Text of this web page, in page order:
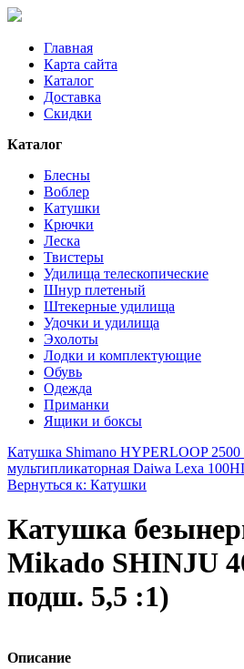
Главная
Карта сайта
Каталог
Доставка
Скидки
Каталог
Блесны
Воблер
Катушки
Крючки
Леска
Твистеры
Удилища телескопические
Шнур плетеный
Штекерные удилища
Удочки и удилища
Эхолоты
Лодки и комплектующие
Обувь
Одежда
Приманки
Ящики и боксы
Катушка Shimano HYPERLOOP 2500
мультипликаторная Daiwa Lexa
Вернуться к: Катушки
Катушка
Mikado SHINJU
подш. 5,5 :1)
Описание